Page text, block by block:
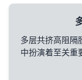
多层共挤高阻隔
中扮演着至关重